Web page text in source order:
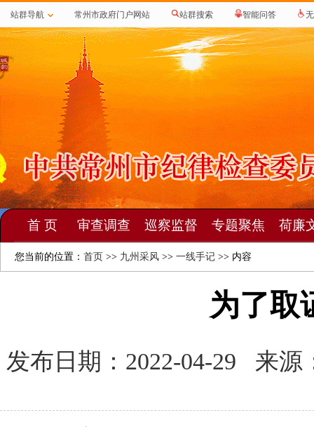
站群导航 常州市政府门户网站 站群搜索 智能问答
首 页 审查调查 巡察监督 专题聚焦 荷廉
您当前的位置： 首页 >> 九州采风 >> 一线手记 >> 内容
为了取
发布日期：2022-04-29 来